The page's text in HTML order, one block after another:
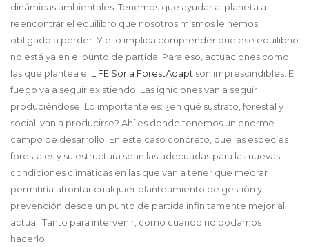
dinámicas ambientales. Tenemos que ayudar al planeta a
reencontrar el equilibro que nosotros mismos le hemos
obligado a perder. Y ello implica comprender que ese equilibrio
no está ya en el punto de partida. Para eso, actuaciones como
las que plantea el LIFE Soria ForestAdapt son imprescindibles. El
fuego va a seguir existiendo. Las igniciones van a seguir
produciéndose. Lo importante es: ¿en qué sustrato, forestal y
social, van a producirse? Ahí es donde tenemos un enorme
campo de desarrollo. En este caso concreto, que las especies
forestales y su estructura sean las adecuadas para las nuevas
condiciones climáticas en las que van a tener que medrar
permitiría afrontar cualquier planteamiento de gestión y
prevención desde un punto de partida infinitamente mejor al
actual. Tanto para intervenir, como cuando no podamos
hacerlo.